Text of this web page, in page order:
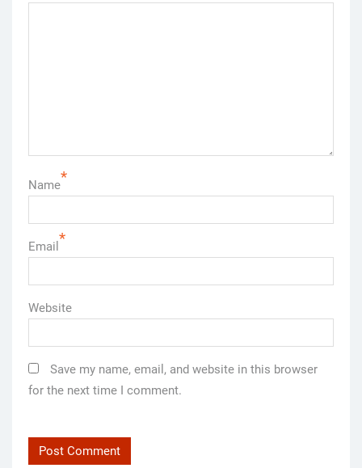
Name*
Email *
Website
Save my name, email, and website in this browser
for the next time I comment.